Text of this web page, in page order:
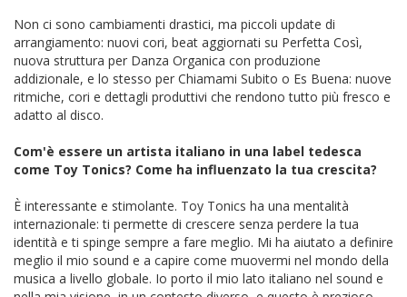
Non ci sono cambiamenti drastici, ma piccoli update di
arrangiamento: nuovi cori, beat aggiornati su Perfetta Così,
nuova struttura per Danza Organica con produzione
addizionale, e lo stesso per Chiamami Subito o Es Buena: nuove
ritmiche, cori e dettagli produttivi che rendono tutto più fresco e
adatto al disco.
Com'è essere un artista italiano in una label tedesca
come Toy Tonics? Come ha influenzato la tua crescita?
È interessante e stimolante. Toy Tonics ha una mentalità
internazionale: ti permette di crescere senza perdere la tua
identità e ti spinge sempre a fare meglio. Mi ha aiutato a definire
meglio il mio sound e a capire come muovermi nel mondo della
musica a livello globale. Io porto il mio lato italiano nel sound e